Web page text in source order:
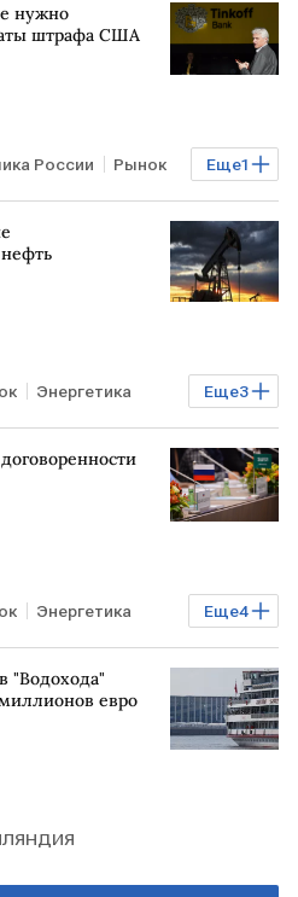
нужно
штрафа США
Еще1
России Рынок
Еще3
Энергетика
МИР
Еще4
Энергетика
Сделка ОПЕК+
"Водохода"
евро